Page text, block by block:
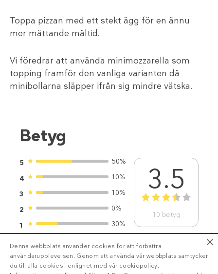
Toppa pizzan med ett stekt ägg för en ännu
mer mättande måltid.
Vi föredrar att använda minimozzarella som
topping framför den vanliga varianten då
minibollarna släpper ifrån sig mindre vätska.
Betyg
5
50%
4
10%
3
10%
2
0%
1
30%
3.5
1 2 3 4 5
10 betyg
×
Denna webbplats använder cookies för att förbättra
användarupplevelsen. Genom att använda vår webbplats samtycker
du till alla cookies i enlighet med vår cookiepolicy.